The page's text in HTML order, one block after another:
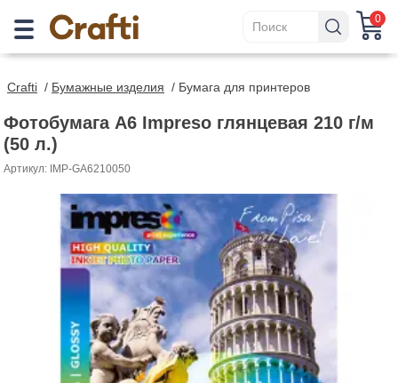
0
Crafti / Бумажные изделия / Бумага для принтеров
Фотобумага A6 Impreso глянцевая 210 г/м
(50 л.)
Артикул: IMP-GA6210050